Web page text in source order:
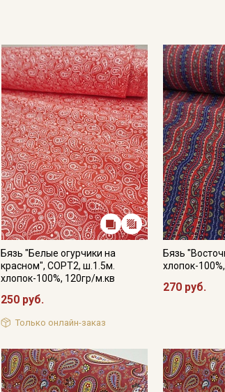
Бязь "Белые огурчики на
красном", СОРТ2, ш.1.5м.
хлопок-100%, 120гр/м.кв
250 руб.
Только онлайн-заказ
Бязь
хлопок-
270 руб.
Мы публикуем
промокоды и
Электронная почта
Ознакомлен(а) с